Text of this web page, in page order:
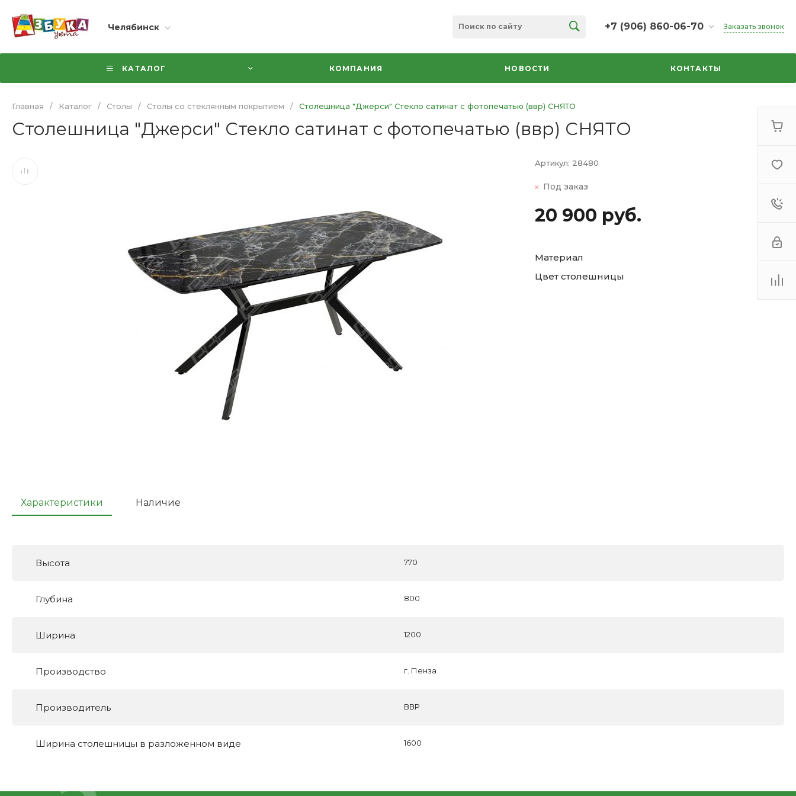
Челябинск +7 (906) 860-06-70
+7 (906) 860-06-70
г. Челябинск, ТК Кольцо,
секция 35
Заказать звонок
КАТАЛОГ КОМПАНИЯ НОВОСТИ КОНТАКТЫ
Главная / Каталог / Столы / Столы со стеклянным покрытием / Столешница "Джерси" Стекло сатинат с фотопечатью (ввр) СНЯТО
Столешница "Джерси" Стекло сатинат с фотопечатью (ввр) СНЯТО
Артикул: 28480
Под заказ
20 900 руб.
Материал
Цвет столешницы
Характеристики Наличие
Высота 770
Глубина 800
Ширина 1200
Производство г. Пенза
Производитель ВВР
Ширина столешницы в разложенном виде 1600